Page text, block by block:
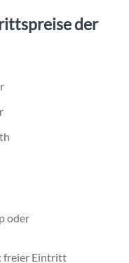
der
oder
freier Eintritt